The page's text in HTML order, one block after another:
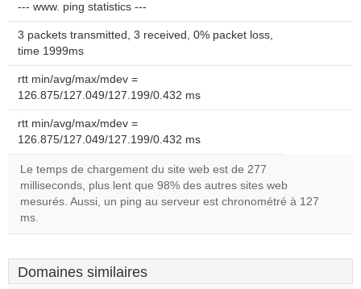
--- www. ping statistics ---
3 packets transmitted, 3 received, 0% packet loss,
time 1999ms
rtt min/avg/max/mdev =
126.875/127.049/127.199/0.432 ms
rtt min/avg/max/mdev =
126.875/127.049/127.199/0.432 ms
Le temps de chargement du site web est de 277
milliseconds, plus lent que 98% des autres sites web
mesurés. Aussi, un ping au serveur est chronométré à 127
ms.
Domaines similaires